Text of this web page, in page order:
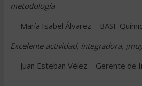
metodología
María Isabel Álvarez – BASF
Excelente actividad, integradora,
Juan Esteban Vélez – Gerente de